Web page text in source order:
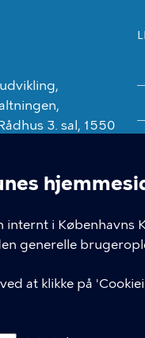
internt i Københavns
generelle
at klikke på
3. sal, 1550